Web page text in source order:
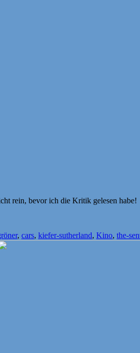
rein, bevor ich die Kritik gelesen habe!
, cars, kiefer-sutherland, Kino, the-